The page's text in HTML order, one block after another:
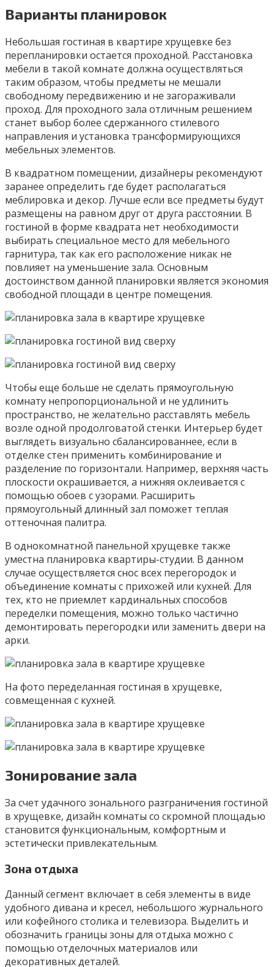
Варианты планировок
Небольшая гостиная в квартире хрущевке без
перепланировки остается проходной. Расстановка
мебели в такой комнате должна осуществляться
таким образом, чтобы предметы не мешали
свободному передвижению и не загораживали
проход. Для проходного зала отличным решением
станет выбор более сдержанного стилевого
направления и установка трансформирующихся
мебельных элементов.
В квадратном помещении, дизайнеры рекомендуют
заранее определить где будет располагаться
меблировка и декор. Лучше если все предметы будут
размещены на равном друг от друга расстоянии. В
гостиной в форме квадрата нет необходимости
выбирать специальное место для мебельного
гарнитура, так как его расположение никак не
повлияет на уменьшение зала. Основным
достоинством данной планировки является экономия
свободной площади в центре помещения.
Чтобы еще больше не сделать прямоугольную
комнату непропорциональной и не удлинить
пространство, не желательно расставлять мебель
возле одной продолговатой стенки. Интерьер будет
выглядеть визуально сбалансированнее, если в
отделке стен применить комбинирование и
разделение по горизонтали. Например, верхняя часть
плоскости окрашивается, а нижняя оклеивается с
помощью обоев с узорами. Расширить
прямоугольный длинный зал поможет теплая
оттеночная палитра.
В однокомнатной панельной хрущевке также
уместна планировка квартиры-студии. В данном
случае осуществляется снос всех перегородок и
объединение комнаты с прихожей или кухней. Для
тех, кто не приемлет кардинальных способов
переделки помещения, можно только частично
демонтировать перегородки или заменить двери на
арки.
На фото переделанная гостиная в хрущевке,
совмещенная с кухней.
Зонирование зала
За счет удачного зонального разграничения гостиной
в хрущевке, дизайн комнаты со скромной площадью
становится функциональным, комфортным и
эстетически привлекательным.
Зона отдыха
Данный сегмент включает в себя элементы в виде
удобного дивана и кресел, небольшого журнального
или кофейного столика и телевизора. Выделить и
обозначить границы зоны для отдыха можно с
помощью отделочных материалов или
декоративных деталей.